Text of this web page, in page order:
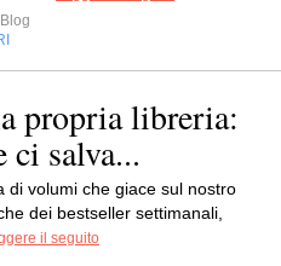
Blog
propria libreria:
ci salva...
di volumi che giace sul nostro
dei bestseller settimanali,
il seguito